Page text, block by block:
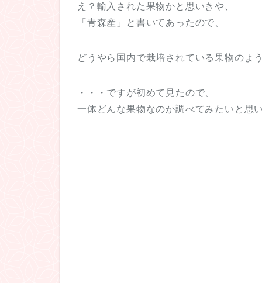
え？輸入された果物かと思いきや、
「青森産」と書いてあったので、
どうやら国内で栽培されている果物のよ
・・・ですが初めて見たので、
一体どんな果物なのか調べてみたいと思